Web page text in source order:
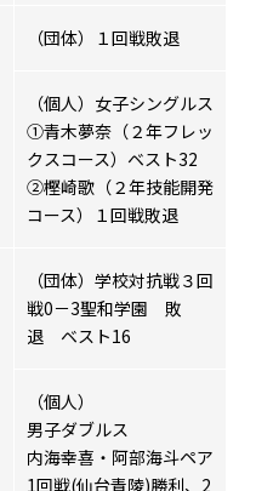
（団体）１回戦敗退
（個人）女子シングルス
➀青木夢奈（２年フレッ
クスコース）ベスト32
②樫崎歌（２年技能開発
コース）１回戦敗退
（団体）学校対抗戦３回
戦0－3聖和学園 敗
退 ベスト16
（個人）
男子ダブルス
内海幸喜・阿部海斗ペア
1回戦(仙台青陵)勝利、2